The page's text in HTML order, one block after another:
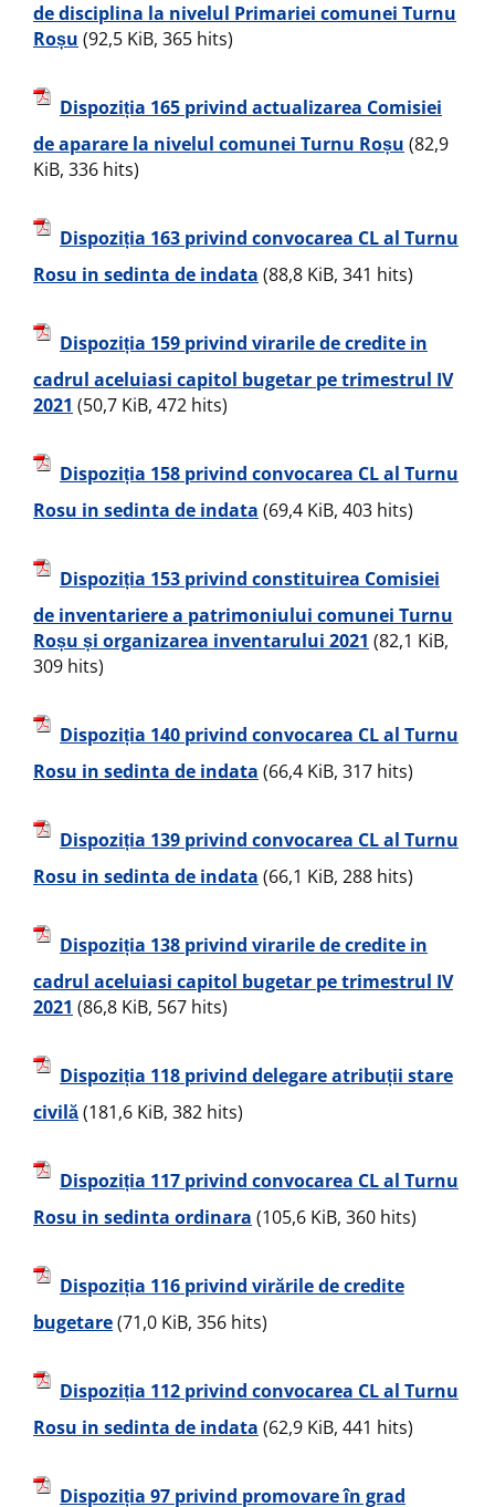
de disciplina la nivelul Primariei comunei Turnu
Roșu (92,5 KiB, 365 hits)
Dispoziția 165 privind actualizarea Comisiei
de aparare la nivelul comunei Turnu Roșu (82,9
KiB, 336 hits)
Dispoziția 163 privind convocarea CL al Turnu
Rosu in sedinta de indata (88,8 KiB, 341 hits)
Dispoziția 159 privind virarile de credite in
cadrul aceluiasi capitol bugetar pe trimestrul IV
2021 (50,7 KiB, 472 hits)
Dispoziția 158 privind convocarea CL al Turnu
Rosu in sedinta de indata (69,4 KiB, 403 hits)
Dispoziția 153 privind constituirea Comisiei
de inventariere a patrimoniului comunei Turnu
Roșu și organizarea inventarului 2021 (82,1 KiB,
309 hits)
Dispoziția 140 privind convocarea CL al Turnu
Rosu in sedinta de indata (66,4 KiB, 317 hits)
Dispoziția 139 privind convocarea CL al Turnu
Rosu in sedinta de indata (66,1 KiB, 288 hits)
Dispoziția 138 privind virarile de credite in
cadrul aceluiasi capitol bugetar pe trimestrul IV
2021 (86,8 KiB, 567 hits)
Dispoziția 118 privind delegare atribuții stare
civilă(181,6 KiB, 382 hits)
Dispoziția 117 privind convocarea CL al Turnu
Rosu in sedinta ordinara (105,6 KiB, 360 hits)
Dispoziția 116 privind virările de credite
bugetare(71,0 KiB, 356 hits)
Dispoziția 112 privind convocarea CL al Turnu
Rosu in sedinta de indata (62,9 KiB, 441 hits)
Dispoziția 97 privind promovare în grad